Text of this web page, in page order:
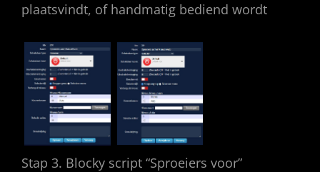
plaatsvindt, of handmatig bediend wordt
Stap 3. Blocky script “Sproeiers voor”